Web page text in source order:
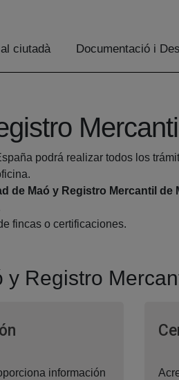
ciutadà Documentació i
podrá realizar todos los
de Maó y Registro Mercantil de
fincas o certificaciones.
Registro
Ventana nueva
información